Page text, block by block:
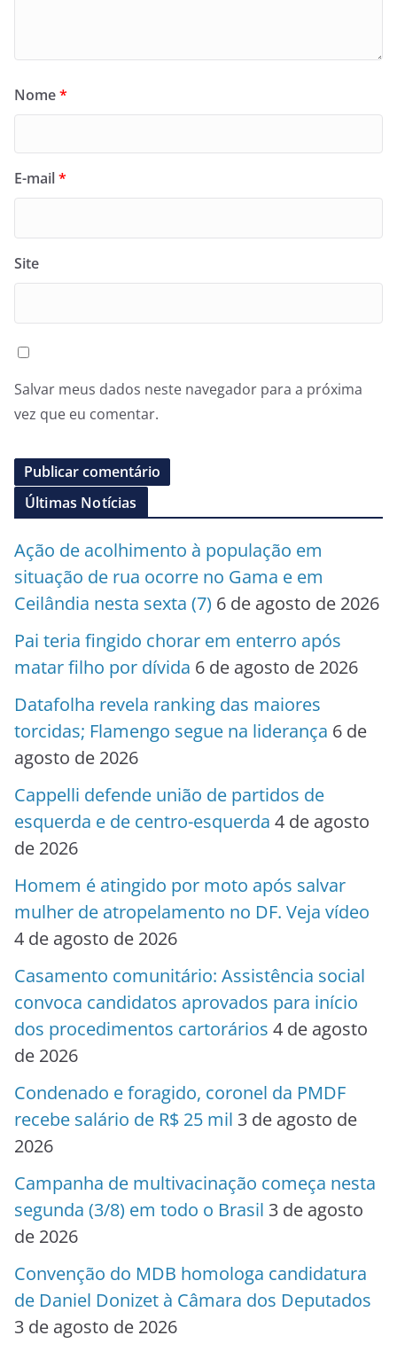
Nome*
E-mail*
Site
Salvar meus dados neste navegador para a próxima
vez que eu comentar.
Últimas Notícias
Ação de acolhimento à população em
situação de rua ocorre no Gama e em
Ceilândia nesta sexta (7) 6 de agosto de 2026
Pai teria fingido chorar em enterro após
matar filho por dívida 6 de agosto de 2026
Datafolha revela ranking das maiores
torcidas; Flamengo segue na liderança 6 de
agosto de 2026
Cappelli defende união de partidos de
esquerda e de centro-esquerda 4 de agosto
de 2026
Homem é atingido por moto após salvar
mulher de atropelamento no DF. Veja vídeo
4 de agosto de 2026
Casamento comunitário: Assistência social
convoca candidatos aprovados para início
dos procedimentos cartorários 4 de agosto
de 2026
Condenado e foragido, coronel da PMDF
recebe salário de R$ 25 mil 3 de agosto de
2026
Campanha de multivacinação começa nesta
segunda (3/8) em todo o Brasil 3 de agosto
de 2026
Convenção do MDB homologa candidatura
de Daniel Donizet à Câmara dos Deputados
3 de agosto de 2026